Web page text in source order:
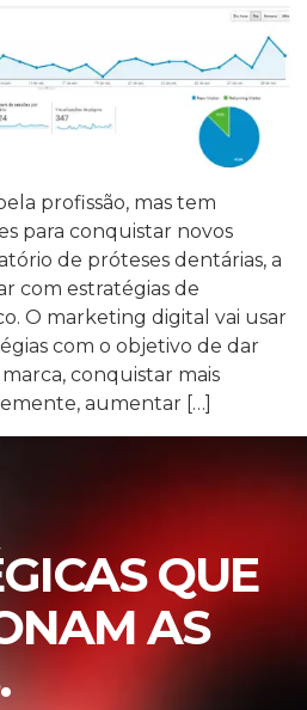
profissão, mas tem
para conquistar novos
de próteses dentárias, a
com estratégias de
O marketing digital vai usar
com o objetivo de dar
conquistar mais
aumentar […]
QUE
AS